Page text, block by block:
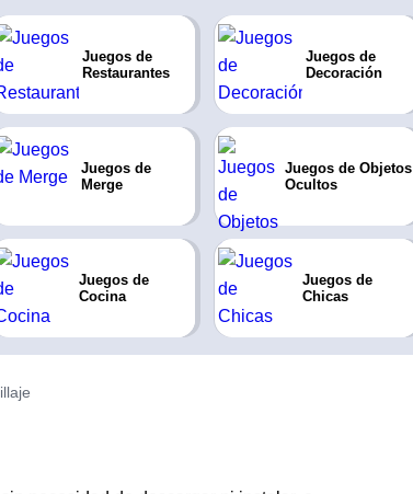
Juegos de
Restaurantes
Juegos de
Decoración
Juegos de
Merge
Juegos de Objetos
Ocultos
Juegos de
Cocina
Juegos de
Chicas